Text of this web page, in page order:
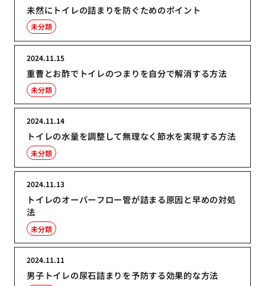
未然にトイレの詰まりを防ぐためのポイント
未分類
重曹とお酢でトイレのつまりを自分で解消する方法
2024.11.15
未分類
トイレの水量を調整して無理なく節水を実現する方法
2024.11.14
未分類
トイレのオーバーフロー管が詰まる原因と早めの対処
法
2024.11.13
未分類
男子トイレの尿石詰まりを予防する効果的な方法
2024.11.11